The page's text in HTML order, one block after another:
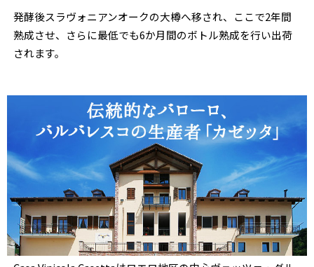
発酵後スラヴォニアンオークの大樽へ移され、ここで2年間
熟成させ、さらに最低でも6か月間のボトル熟成を行い出荷
されます。